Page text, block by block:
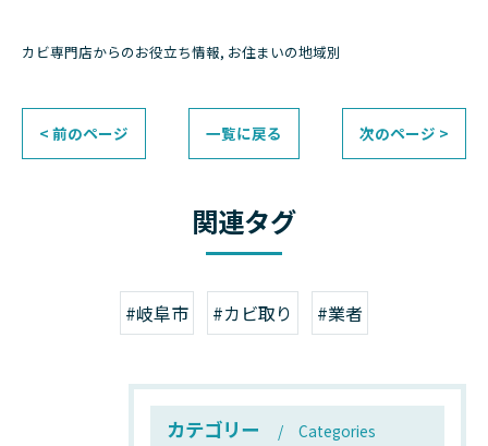
カビ専門店からのお役立ち情報 お住まいの地域別
< 前のページ 一覧に戻る 次のページ >
関連タグ
#岐阜市 #カビ取り #業者
カテゴリー Categories